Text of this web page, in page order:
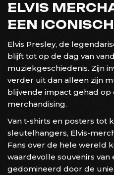
ELVIS
EEN
Elvis Presley, de
blijft tot op de dag van
muziekgeschiedenis. Zijn
verder uit dan alleen zijn
blijvende impact gehad op
merchandising.
Van t-shirts en posters tot
sleutelhangers, Elvis-
Fans over de hele wereld
waardevolle souvenirs
gedomineerd door de